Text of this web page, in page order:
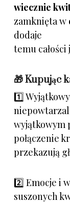
wiecznie
zamknięta w
dodaje
temu
🎁 Kupując
1️⃣
wyjątkowym
połączenie
przekazują
2️⃣ Emocje i
suszonych